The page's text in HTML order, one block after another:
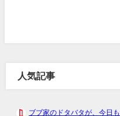
人気記事